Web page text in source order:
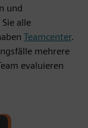
und
alle
Teamcenter.
mehrere
evaluieren